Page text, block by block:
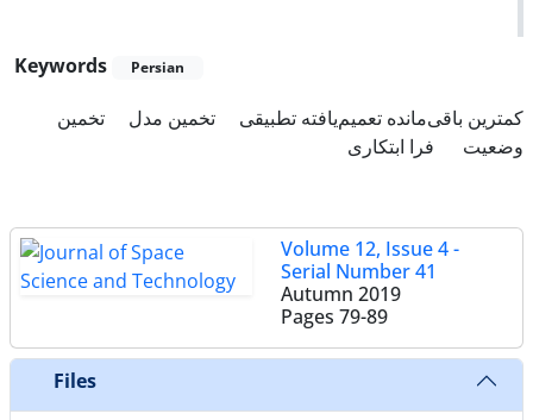
Keywords Persian
کمترین باقی‌مانده تعمیم‌یافته تطبیقی تخمین مدل
تخمین
وضعیت
‌ فرا ابتکاری
Volume 12, Issue 4 -
Serial Number 41
Autumn 2019
Pages 79-89
Files